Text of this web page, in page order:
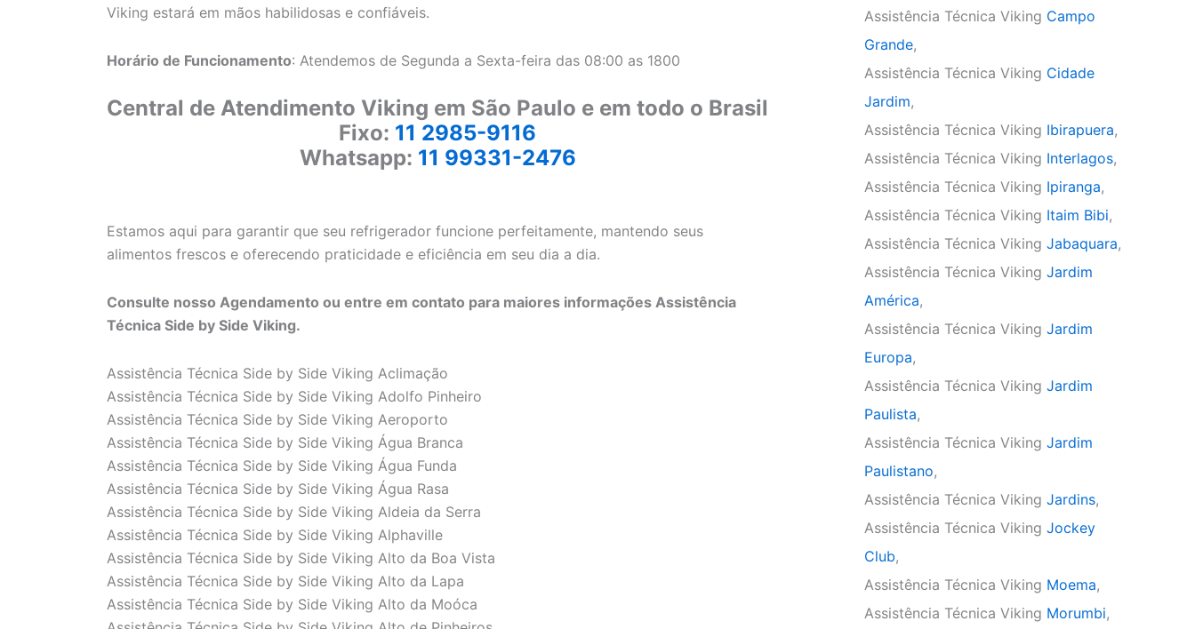
Viking estará em mãos habilidosas e confiáveis.
Horário de Funcionamento: Atendemos de Segunda a Sexta-feira das 08:00 as 1800
Central de Atendimento Viking em São Paulo e em todo o Brasil
Fixo: 11 2985-9116
Whatsapp: 11 99331-2476
Estamos aqui para garantir que seu refrigerador funcione perfeitamente, mantendo seus
alimentos frescos e oferecendo praticidade e eficiência em seu dia a dia.
Consulte nosso Agendamento ou entre em contato para maiores informações Assistência
Técnica Side by Side Viking.
Assistência Técnica Side by Side Viking Aclimação
Assistência Técnica Side by Side Viking Adolfo Pinheiro
Assistência Técnica Side by Side Viking Aeroporto
Assistência Técnica Side by Side Viking Água Branca
Assistência Técnica Side by Side Viking Água Funda
Assistência Técnica Side by Side Viking Água Rasa
Assistência Técnica Side by Side Viking Aldeia da Serra
Assistência Técnica Side by Side Viking Alphaville
Assistência Técnica Side by Side Viking Alto da Boa Vista
Assistência Técnica Side by Side Viking Alto da Lapa
Assistência Técnica Side by Side Viking Alto da Moóca
Assistência Técnica Viking Campo
Grande,
Assistência Técnica Viking Cidade
Jardim,
Assistência Técnica Viking Ibirapuera,
Assistência Técnica Viking Interlagos,
Assistência Técnica Viking Ipiranga,
Assistência Técnica Viking Itaim Bibi,
Assistência Técnica Viking Jabaquara,
Assistência Técnica Viking Jardim
América,
Assistência Técnica Viking Jardim
Europa,
Assistência Técnica Viking Jardim
Paulista,
Assistência Técnica Viking Jardim
Paulistano,
Assistência Técnica Viking Jardins,
Assistência Técnica Viking Jockey
Club,
Assistência Técnica Viking Moema,
Assistência Técnica Viking Morumbi,